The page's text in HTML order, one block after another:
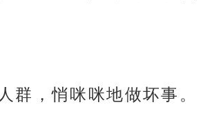
群，悄咪咪地做坏事。